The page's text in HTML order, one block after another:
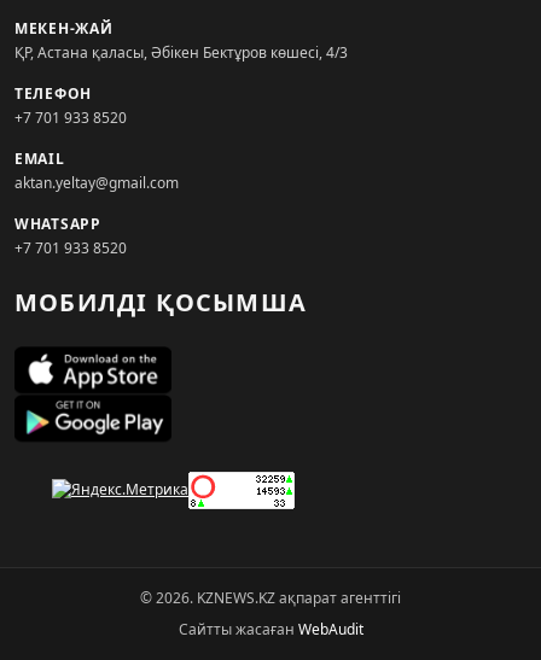
МЕКЕН-ЖАЙ
ҚР, Астана қаласы, Әбікен Бектұров көшесі, 4/3
ТЕЛЕФОН
+7 701 933 8520
EMAIL
aktan.yeltay@gmail.com
WHATSAPP
+7 701 933 8520
МОБИЛДІ ҚОСЫМША
© 2026. KZNEWS.KZ ақпарат агенттігі
Сайтты жасаған WebAudit